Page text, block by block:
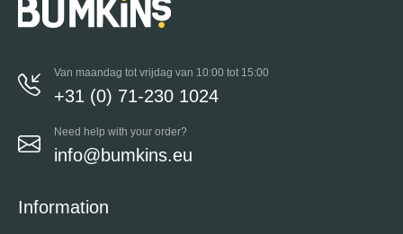
Van maandag tot vrijdag van 10:00 tot 15:00
+31 (0) 71-230 1024
Need help with your order?
info@bumkins.eu
Information